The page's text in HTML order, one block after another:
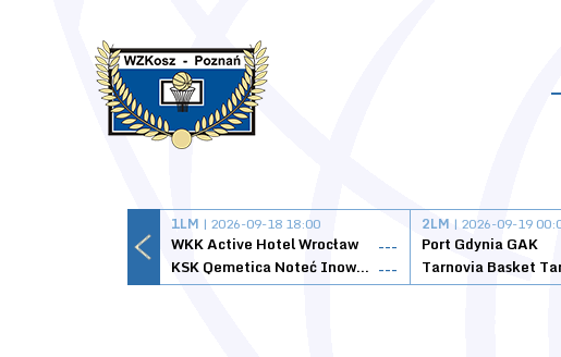
1LM | 2026-09-18 18:00
WKK Active Hotel Wrocław
---
KSK Qemetica Noteć Inowrocław ---
2LM | 2026-09-19
Port Gdynia GAK